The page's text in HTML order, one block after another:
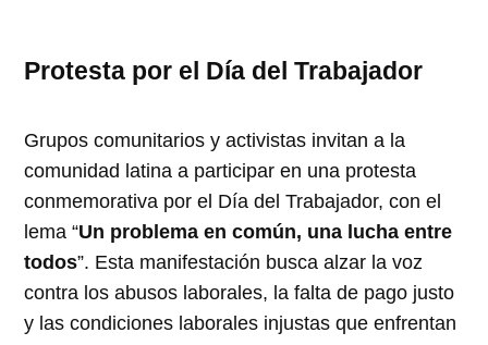
Protesta por el Día del Trabajador
Grupos comunitarios y activistas invitan a la
comunidad latina a participar en una protesta
conmemorativa por el Día del Trabajador, con el
lema “Un problema en común, una lucha entre
todos”. Esta manifestación busca alzar la voz
contra los abusos laborales, la falta de pago justo
y las condiciones laborales injustas que enfrentan